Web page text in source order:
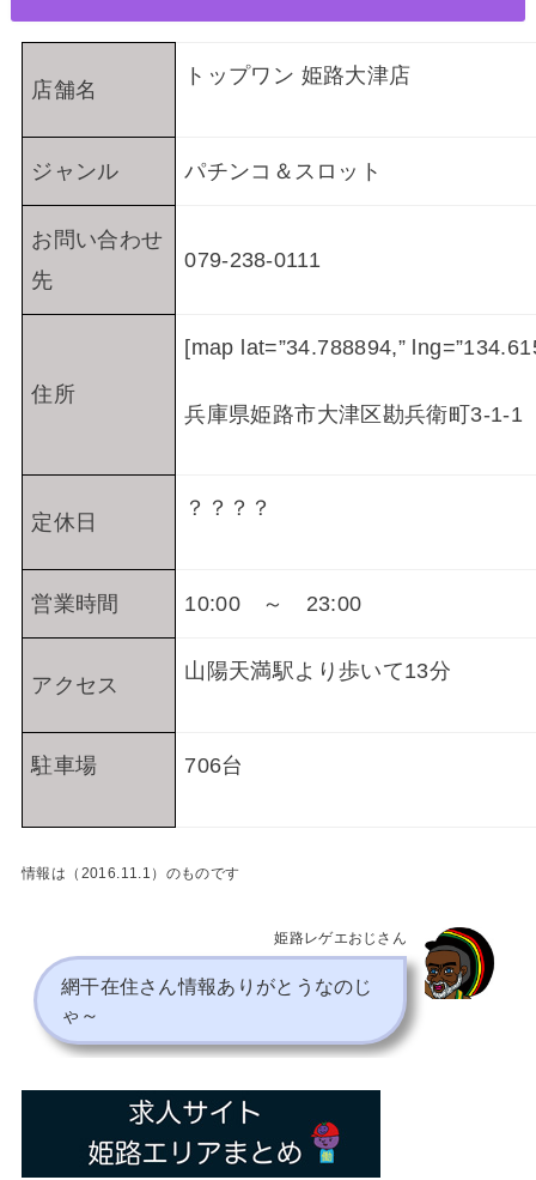
店舗名
トップワン 姫路大津店
ジャンル パチンコ＆スロット
お問い合わせ
先
079-238-0111
住所
[map lat=”34.788894,”
兵庫県姫路市大津区勘兵衛町3-1-1
定休日
？？？？
営業時間 10:00 ～ 23:00
アクセス
山陽天満駅より歩いて13分
駐車場 706台
情報は（2016.11.1）のものです
姫路レゲエおじさん
網干在住さん情報ありがとうなのじ
ゃ～